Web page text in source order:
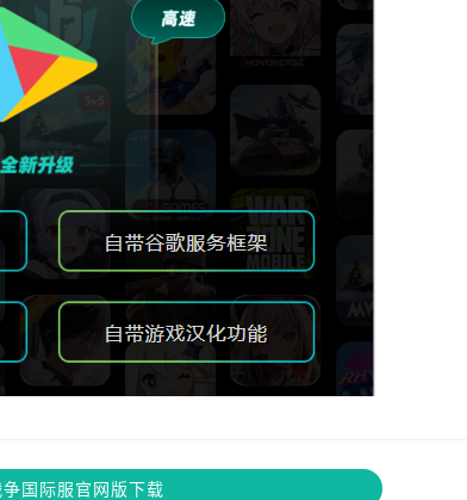
国际服官网版下载